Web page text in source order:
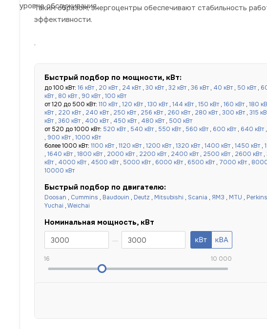
Таким образом, энергоцентры обеспечивают стабильность
эффективности.
.
Быстрый подбор по мощности, кВт:
до 100 кВт: 16 кВт , 20 кВт , 24 кВт , 30 кВт , 32 кВт , 36 кВт , 40 кВт , 50 кВт ,
кВт , 80 кВт , 90 кВт , 100 кВт
от 120 до 500 кВт: 110 кВт , 120 кВт , 130 кВт , 144 кВт , 150 кВт , 160 кВт , 180
кВт , 220 кВт , 240 кВт , 250 кВт , 256 кВт , 260 кВт , 280 кВт , 300 кВт , 315
кВт , 360 кВт , 400 кВт , 450 кВт , 480 кВт , 500 кВт
от 520 до 1000 кВт: 520 кВт , 540 кВт , 550 кВт , 560 кВт , 600 кВт , 640 кВт ,
, 900 кВт , 1000 кВт
более 1000 кВт: 1100 кВт , 1120 кВт , 1200 кВт , 1320 кВт , 1400 кВт , 1450 кВт ,
, 1640 кВт , 1800 кВт , 2000 кВт , 2200 кВт , 2400 кВт , 2500 кВт , 2600 кВт ,
кВт , 4000 кВт , 4500 кВт , 5000 кВт , 6000 кВт , 6500 кВт , 7000 кВт ,
10000 кВт
Быстрый подбор по двигателю:
Doosan , Cummins , Baudouin , Deutz , Mitsubishi , Scania , ЯМЗ , MTU , Perkins
Yuchai ,Weichai
Номинальная мощность, кВт
16 10 000
уровне обслуживания.